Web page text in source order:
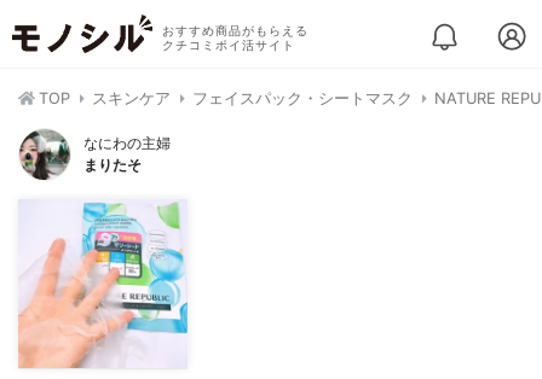
おすすめ商品がもらえる
クチコミポイ活サイト
TOP スキンケア フェイスパック・シートマスク NATURE
なにわの主婦
まりたそ